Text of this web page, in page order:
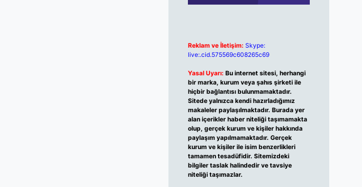
Reklam ve İletişim: Skype:
live:.cid.575569c608265c69
Yasal Uyarı: Bu internet sitesi, herhangi
bir marka, kurum veya şahıs şirketi ile
hiçbir bağlantısı bulunmamaktadır.
Sitede yalnızca kendi hazırladığımız
makaleler paylaşılmaktadır. Burada yer
alan içerikler haber niteliği taşımamakta
olup, gerçek kurum ve kişiler hakkında
paylaşım yapılmamaktadır. Gerçek
kurum ve kişiler ile isim benzerlikleri
tamamen tesadüfidir. Sitemizdeki
bilgiler taslak halindedir ve tavsiye
niteliği taşımazlar.